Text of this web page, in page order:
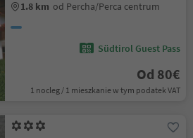
1.8 km od Percha/Perca centrum
Südtirol Guest Pass
Od 80€
1 nocleg / 1 mieszkanie w tym podatek VAT